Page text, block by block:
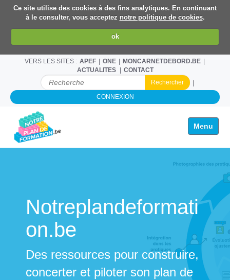
Ce site utilise des cookies à des fins analytiques. En continuant
à le consulter, vous acceptez notre politique de cookies.
ok
VERS LES SITES : APEF ONE
MONCARNETDEBORD.BE
ACTUALITES
CONTACT
C
E
R
C
H
E
R
CONNEXION
Toggle
Notreplandeformati
on.be
Des ressources pour construire,
concerter et piloter son plan de